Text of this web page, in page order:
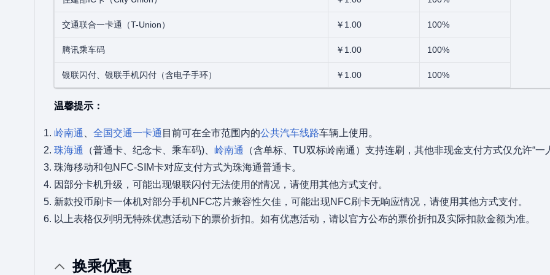
交通联合一卡通（T-Union） ￥1.00 100%
腾讯乘车码 ￥1.00 100%
银联闪付、银联手机闪付（含电子手环） ￥1.00 100%
温馨提示：
岭南通 全国交通一卡通 目前可在全市范围内的公共汽车线路车辆上使用。
珠海通
（普通卡、纪念卡、乘车码)、 岭南通
（含单标、TU双标岭南通）支持连刷，其他非现金支付方式仅允许“一
珠海移动和包NFC-SIM卡对应支付方式为珠海通普通卡。
因部分卡机升级，可能出现银联闪付无法使用的情况，请使用其他方式支付。
新款投币刷卡一体机对部分手机NFC芯片兼容性欠佳，可能出现NFC刷卡无响应情况，请使用其他方式支付。
以上表格仅列明无特殊优惠活动下的票价折扣。如有优惠活动，请以官方公布的票价折扣及实际扣款金额为准。
换乘优惠